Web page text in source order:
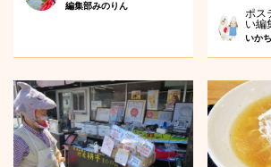
編集部みのりん
ポス
い編
いか